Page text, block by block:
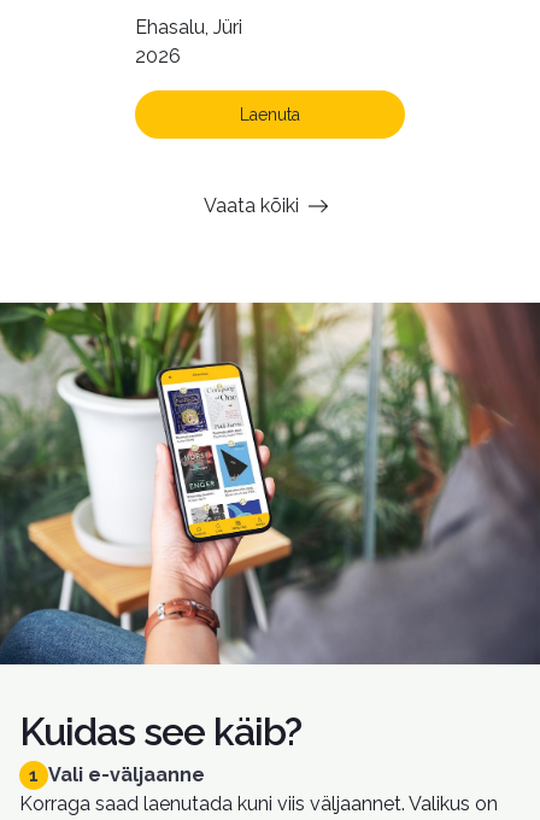
Ehasalu, Jüri
2026
Laenuta
Vaata kõiki
Kuidas see käib?
1 Vali e-väljaanne
Korraga saad laenutada kuni viis väljaannet. Valikus on